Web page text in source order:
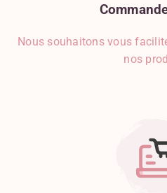
Nous souhaitons vous
nos